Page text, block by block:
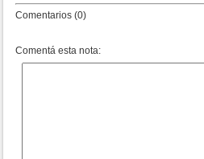
Comentarios (0)
Comentá esta nota: